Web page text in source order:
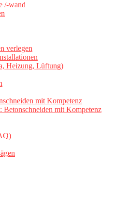
/-wand
verlegen
Heizung, Lüftung)
mit Kompetenz
mit Kompetenz